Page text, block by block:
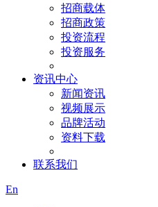
招商载体
招商政策
投资流程
投资服务
资讯中心
新闻资讯
视频展示
品牌活动
资料下载
联系我们
En